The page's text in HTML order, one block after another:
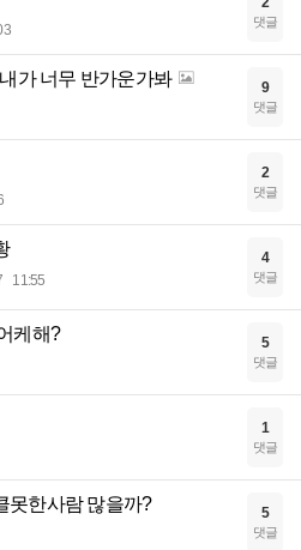
댓글
가 너무 반가운가봐 9
댓글
2
댓글
11:55
4
댓글
케해? 5
댓글
1
댓글
못한사람 많을까? 5
댓글